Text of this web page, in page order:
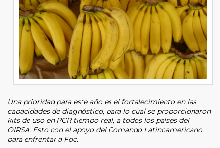
Una prioridad para este año es el fortalecimiento en las
capacidades de diagnóstico, para lo cual se proporcionaron
kits de uso en PCR tiempo real, a todos los países del
OIRSA. Esto con el apoyo del Comando Latinoamericano
para enfrentar a Foc.